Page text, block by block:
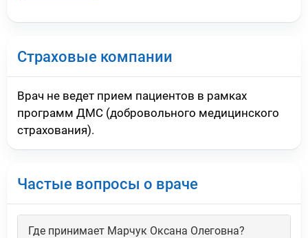
Страховые компании
Врач не ведет прием пациентов в рамках
программ ДМС (добровольного медицинского
страхования).
Частые вопросы о враче
Где принимает Марчук Оксана Олеговна?